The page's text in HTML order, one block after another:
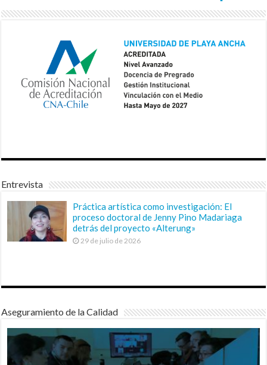
Entrevista
Práctica artística como investigación: El
proceso doctoral de Jenny Pino Madariaga
detrás del proyecto «Alterung»
29 de julio de 2026
Aseguramiento de la Calidad